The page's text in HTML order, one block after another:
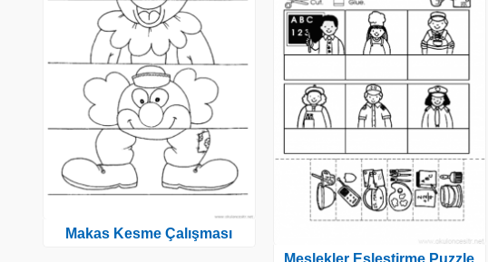
Makas Kesme Çalışması
Meslekler Eşleştirme Puzzle